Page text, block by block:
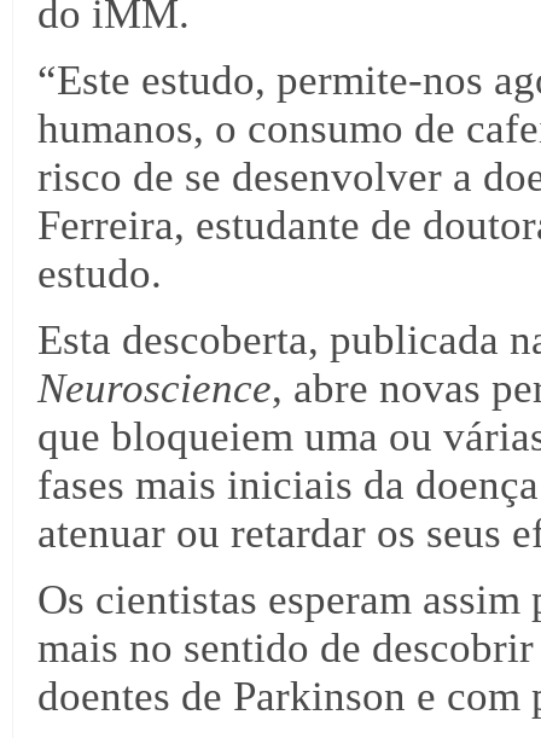
do iMM.
“Este estudo, permite-nos
humanos, o consumo de
risco de se desenvolver a
Ferreira, estudante de
estudo.
Esta descoberta, publicada
Neuroscience, abre novas
que bloqueiem uma ou
fases mais iniciais da
atenuar ou retardar os seus
Os cientistas esperam
mais no sentido de
doentes de Parkinson e com